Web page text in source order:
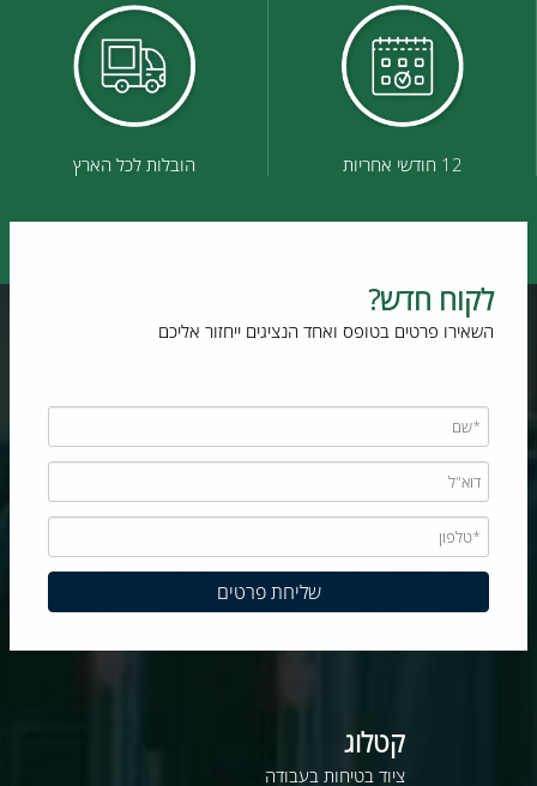
12 חודשי אחריות הובלות לכל הארץ
לקוח חדש?
השאירו פרטים בטופס ואחד הנציגים ייחזור אליכם
קטלוג
ציוד בטיחות בעבודה